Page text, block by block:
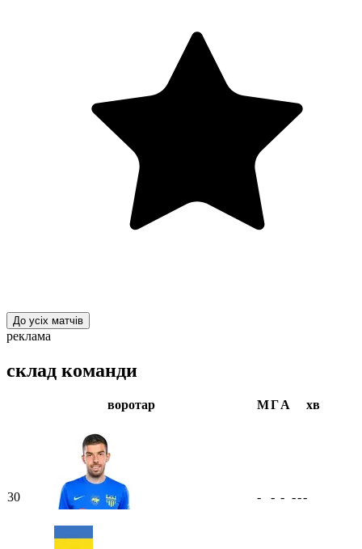
До усіх матчів
реклама
склад команди
воротар МГА хв
30 - - - ---